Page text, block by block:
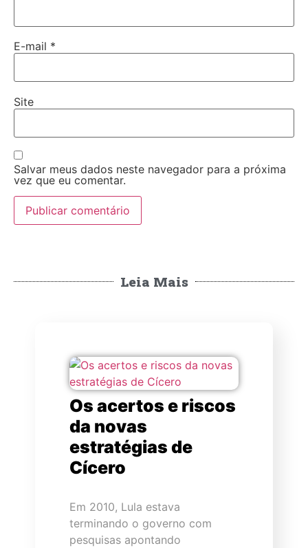
E-mail *
Site
Salvar meus dados neste navegador para a próxima
vez que eu comentar.
Leia Mais
Os acertos e riscos
da novas
estratégias de
Cícero
Em 2010, Lula estava
terminando o governo com
pesquisas apontando